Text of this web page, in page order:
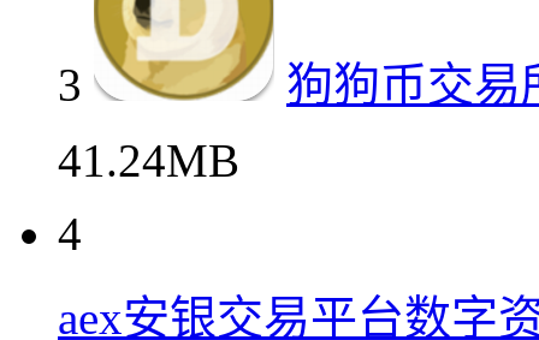
3
狗狗币交易
41.24MB
4
aex安银交易平台数字